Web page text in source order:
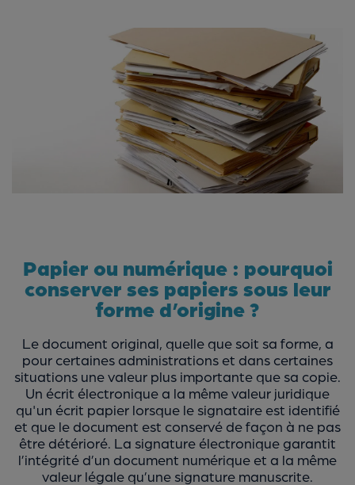
Papier ou numérique : pourquoi
conserver ses papiers sous leur
forme d’origine ?
Le document original, quelle que soit sa forme, a
pour certaines administrations et dans certaines
situations une valeur plus importante que sa copie.
Un écrit électronique a la même valeur juridique
qu'un écrit papier lorsque le signataire est identifié
et que le document est conservé de façon à ne pas
être détérioré. La signature électronique garantit
l’intégrité d’un document numérique et a la même
valeur légale qu’une signature manuscrite.